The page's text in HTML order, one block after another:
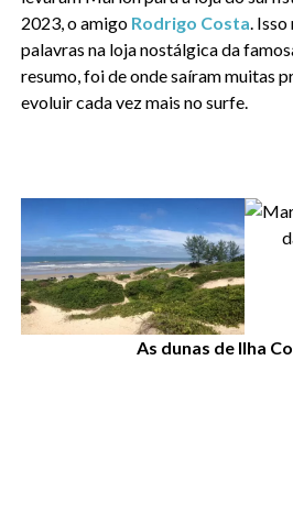
2023, o amigo Rodrigo Costa. Isso
palavras na loja nostálgica da
resumo, foi de onde saíram muitas
evoluir cada vez mais no surfe.
As dunas de Ilha